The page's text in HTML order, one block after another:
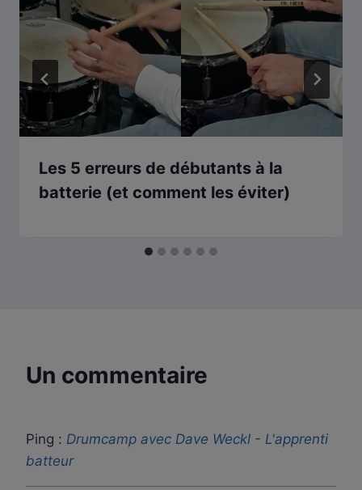
Les 5 erreurs de débutants à la
batterie (et comment les éviter)
Un commentaire
Ping : Drumcamp avec Dave Weckl - L'apprenti
batteur